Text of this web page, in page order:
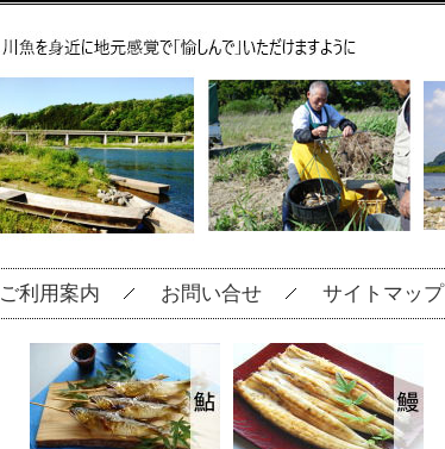
ご利用案内 お問い合せ サイトマップ